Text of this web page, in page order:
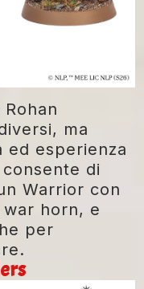
ma
ed esperienza
di
Warrior con
horn, e
per